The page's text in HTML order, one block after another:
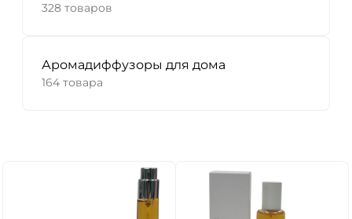
328 товаров
Аромадиффузоры для дома
164 товара